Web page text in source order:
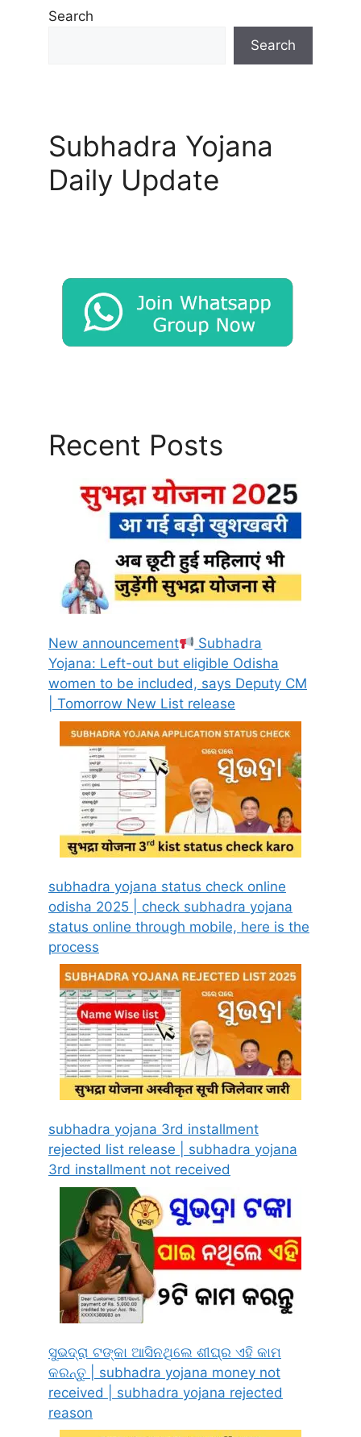
Search
Search
Subhadra Yojana
Daily Update
Recent Posts
New announcement
Subhadra
Yojana: Left-out but eligible Odisha
women to be included, says Deputy CM
| Tomorrow New List release
subhadra yojana status check online
odisha 2025 | check subhadra yojana
status online through mobile, here is the
process
subhadra yojana 3rd installment
rejected list release | subhadra yojana
3rd installment not received
ସୁଭଦ୍ରା ଟଙ୍କା ଆସିନଥିଲେ ଶୀଘ୍ର ଏହି କାମ
କରନ୍ତୁ | subhadra yojana money not
received | subhadra yojana rejected
reason